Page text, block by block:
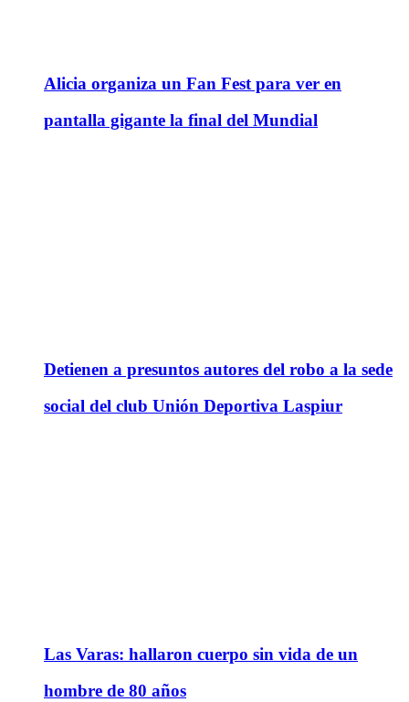
Alicia organiza un Fan Fest para ver en
pantalla gigante la final del Mundial
Detienen a presuntos autores del robo a la sede
social del club Unión Deportiva Laspiur
Las Varas: hallaron cuerpo sin vida de un
hombre de 80 años